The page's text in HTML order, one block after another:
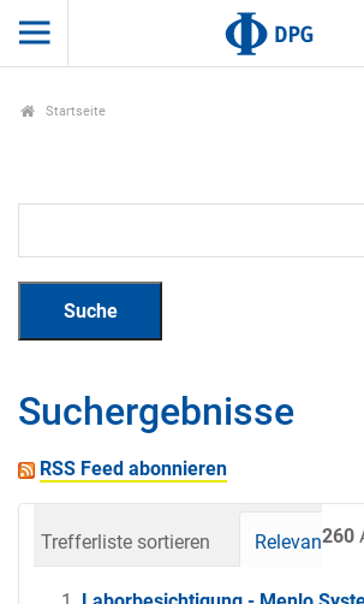
Startseite
Suchergebnisse
RSS Feed abonnieren
260
Trefferliste sortieren Relevanz